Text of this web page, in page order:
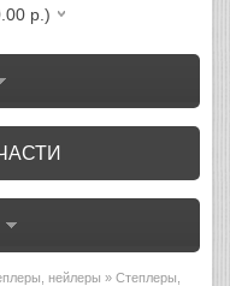
р.)
нейлеры » Степлеры,